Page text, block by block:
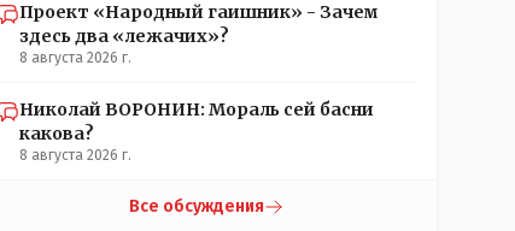
Проект «Народный гаишник» - Зачем
здесь два «лежачих»?
8 августа 2026 г.
Николай ВОРОНИН: Мораль сей басни
какова?
8 августа 2026 г.
Все обсуждения